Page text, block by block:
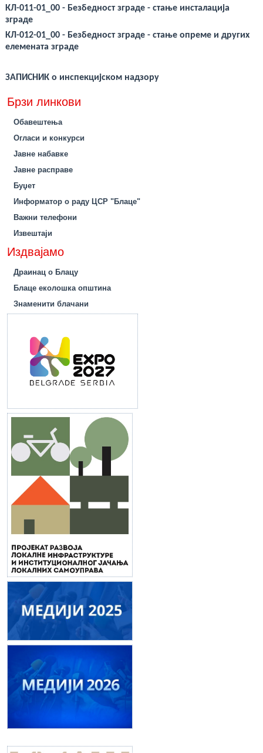
КЛ-011-01_00 - Безбедност зграде - стање инсталација
зграде
КЛ-012-01_00 - Безбедност зграде - стање опреме и других
елемената зграде
ЗАПИСНИК о инспекцијском надзору
Брзи линкови
Обавештења
Огласи и конкурси
Јавне набавке
Јавне расправе
Буџет
Информатор о раду ЦСР "Блаце"
Важни телефони
Извештаји
Издвајамо
Драинац о Блацу
Блаце еколошка општина
Знаменити блачани